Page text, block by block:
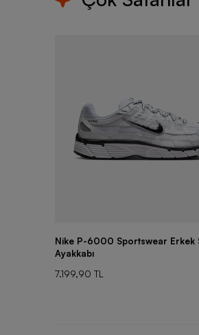
Nike P-6000 Sportswear Erkek
Ayakkabı
7.199,90 TL